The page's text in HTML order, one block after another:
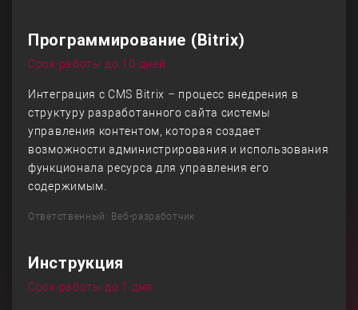
Программирование (Bitrix)
Срок работы до 10 дней
Интеграция с CMS Bitrix – процесс внедрения в
структуру разработанного сайта системы
управления контентом, которая создает
возможности администрирования и использования
функционала ресурса для управления его
содержимым.
Ответственный: Веб-разработчик
Инструкция
Срок работы до 1 дня